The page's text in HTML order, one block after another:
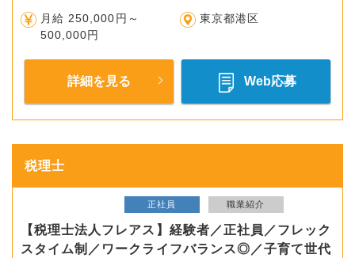
月給 250,000円～
500,000円
東京都港区
詳細を見る Web応募
税理士
正社員 職業紹介
【税理士法人フレアス】経験者／正社員／フレック
スタイム制／ワークライフバランス◎／子育て世代